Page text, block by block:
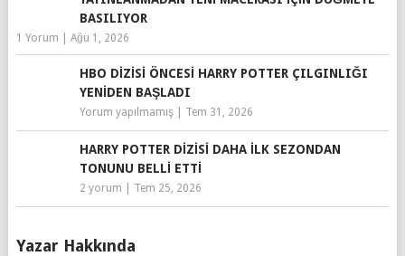
BASILIYOR
1 Yorum Ağu 1, 2026
HBO DIZISI ÖNCESI HARRY POTTER ÇILGINLIĞI
YENIDEN BAŞLADI
Yorum yapılmamış| Tem 31, 2026
HARRY POTTER DIZISI DAHA İLK SEZONDAN
TONUNU BELLI ETTI
2 yorum Tem 25, 2026
Yazar Hakkında